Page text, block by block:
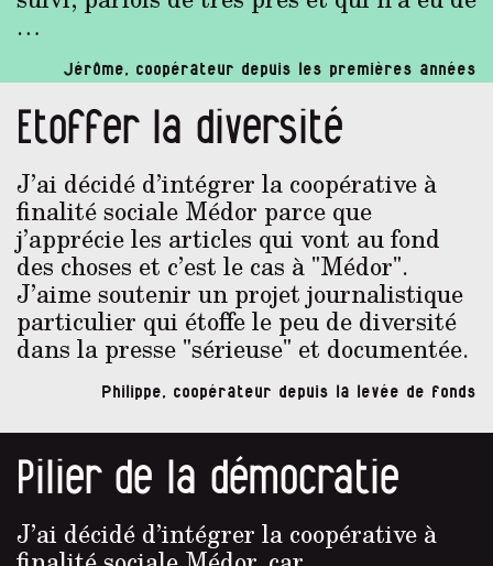
…
Jérôme, coopérateur depuis les premières années
Etoffer la diversité
J’ai décidé d’intégrer la coopérative à
finalité sociale Médor parce que
j’apprécie les articles qui vont au fond
des choses et c’est le cas à "Médor".
J’aime soutenir un projet journalistique
particulier qui étoffe le peu de diversité
dans la presse "sérieuse" et documentée.
Philippe, coopérateur depuis la levée de fonds
Pilier de la démocratie
J’ai décidé d’intégrer la coopérative à